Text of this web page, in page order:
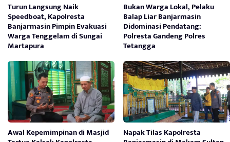
Turun Langsung Naik
Speedboat, Kapolresta
Banjarmasin Pimpin Evakuasi
Warga Tenggelam di Sungai
Martapura
Bukan Warga Lokal, Pelaku
Balap Liar Banjarmasin
Didominasi Pendatang:
Polresta Gandeng Polres
Tetangga
Awal Kepemimpinan di Masjid Napak Tilas Kapolresta